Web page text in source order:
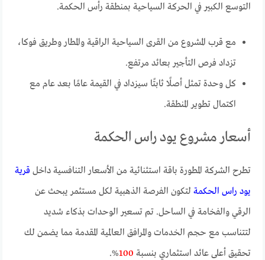
التوسع الكبير في الحركة السياحية بمنطقة رأس الحكمة.
مع قرب المشروع من القرى السياحية الراقية والمطار وطريق فوكا،
تزداد فرص التأجير بعائد مرتفع.
كل وحدة تمثل أصلًا ثابتًا سيزداد في القيمة عامًا بعد عام مع
اكتمال تطوير المنطقة.
أسعار مشروع يود راس الحكمة
تطرح الشركة المطورة باقة استثنائية من الأسعار التنافسية داخل قرية
يود راس الحكمة لتكون الفرصة الذهبية لكل مستثمر يبحث عن
الرقي والفخامة في الساحل. تم تسعير الوحدات بذكاء شديد
لتتناسب مع حجم الخدمات والمرافق العالمية المقدمة مما يضمن لك
تحقيق أعلى عائد استثماري بنسبة 100
%.